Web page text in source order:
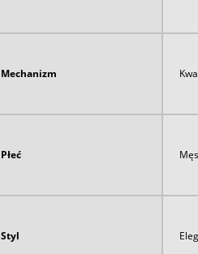
Mechanizm
Płeć
Styl